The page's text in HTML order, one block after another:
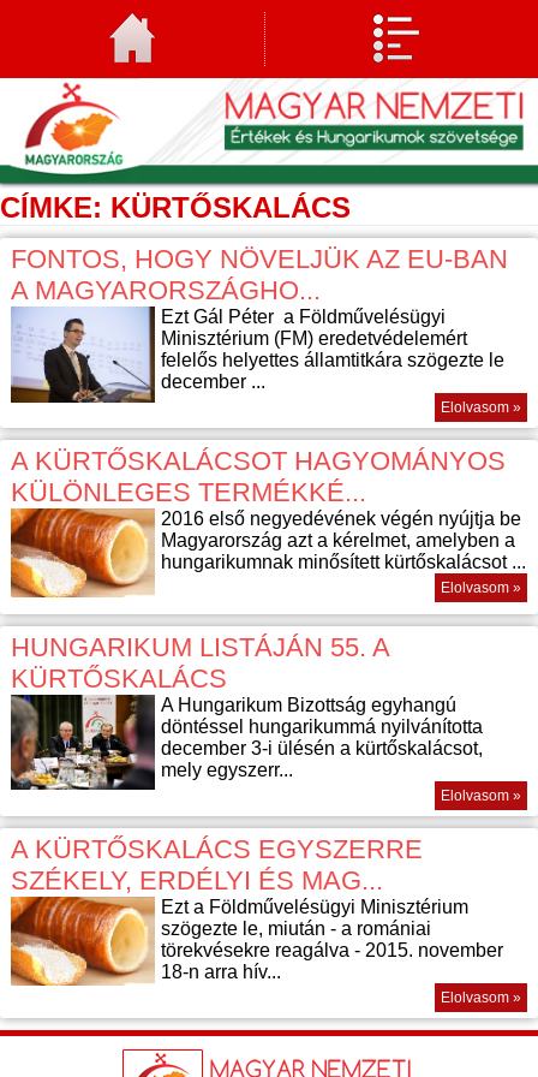
CÍMKE: KÜRTŐSKALÁCS
FONTOS, HOGY NÖVELJÜK AZ EU-BAN
A MAGYARORSZÁGHO...
Ezt Gál Péter a Földművelésügyi
Minisztérium (FM) eredetvédelemért
felelős helyettes államtitkára szögezte le
december ...
Elolvasom »
A KÜRTŐSKALÁCSOT HAGYOMÁNYOS
KÜLÖNLEGES TERMÉKKÉ...
2016 első negyedévének végén nyújtja be
Magyarország azt a kérelmet, amelyben a
hungarikumnak minősített kürtőskalácsot ...
Elolvasom »
HUNGARIKUM LISTÁJÁN 55. A
KÜRTŐSKALÁCS
A Hungarikum Bizottság egyhangú
döntéssel hungarikummá nyilvánította
december 3-i ülésén a kürtőskalácsot,
mely egyszerr...
Elolvasom »
A KÜRTŐSKALÁCS EGYSZERRE
SZÉKELY, ERDÉLYI ÉS MAG...
Ezt a Földművelésügyi Minisztérium
szögezte le, miután - a romániai
törekvésekre reagálva - 2015. november
18-n arra hív...
Elolvasom »